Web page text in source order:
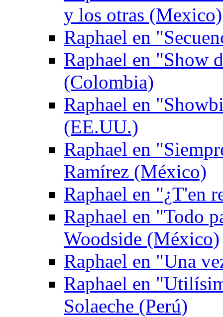
y los otras (Mexico)
Raphael en
Raphael en "Show
(Colombia)
Raphael en
(EE.UU.)
Raphael en
Ramírez (México)
Raphael en "¿T'en
Raphael en "Todo
Woodside (México)
Raphael en "Una
Raphael en
Solaeche (Perú)